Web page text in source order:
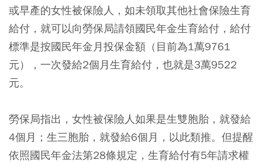
或早產的女性被保險人，如未領取其他社會保險生育
給付，就可以向勞保局請領國民年金生育給付，給付
標準是按國民年金月投保金額（目前為1萬9761
元），一次發給2個月生育給付，也就是3萬9522
元。
勞保局指出，女性被保險人如果是生雙胞胎，就發給
4個月；生三胞胎，就發給6個月，以此類推。但提醒
依照國民年金法第28條規定，生育給付有5年請求權